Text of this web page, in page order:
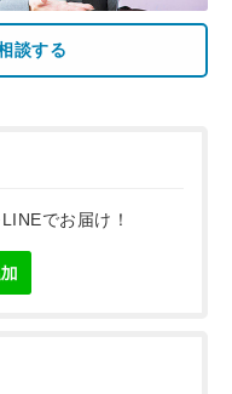
談する
でお届け！